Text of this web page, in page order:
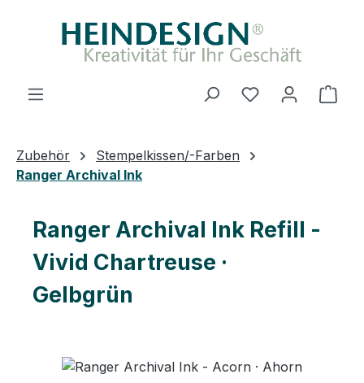
Zum Hauptinhalt springen
Zubehör
Stempelkissen/-Farben
Ranger Archival Ink
Ranger Archival Ink Refill -
Vivid Chartreuse ·
Gelbgrün
Bildergalerie überspringen